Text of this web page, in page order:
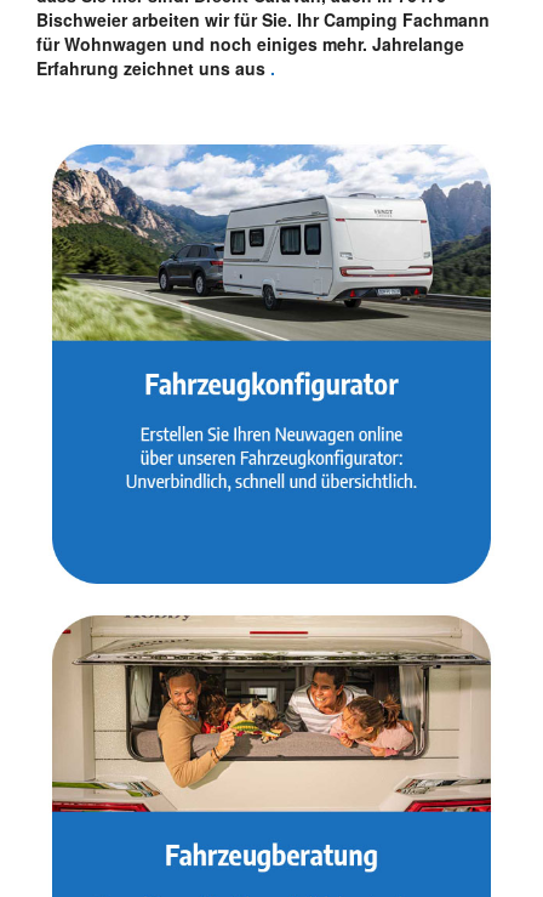
Bischweier arbeiten wir für Sie. Ihr Camping Fachmann
für Wohnwagen und noch einiges mehr. Jahrelange
Erfahrung zeichnet uns aus .